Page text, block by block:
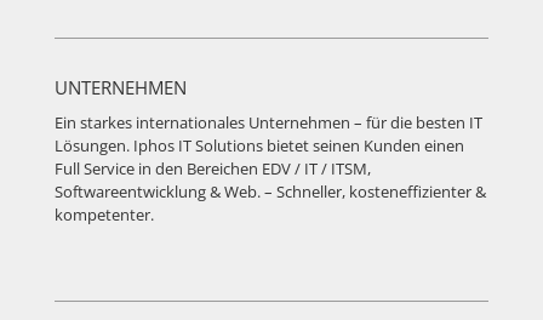
UNTERNEHMEN
Ein starkes internationales Unternehmen – für die besten IT
Lösungen. Iphos IT Solutions bietet seinen Kunden einen
Full Service in den Bereichen EDV / IT / ITSM,
Softwareentwicklung & Web. – Schneller, kosteneffizienter &
kompetenter.